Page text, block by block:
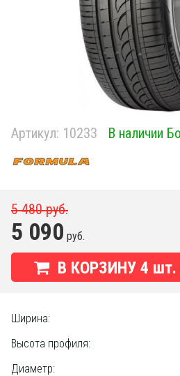
Артикул: 10233 В наличии
5 480 руб.
5 090 руб.
В КОРЗИНУ 4 шт.
Ширина:
Высота профиля:
Диаметр: